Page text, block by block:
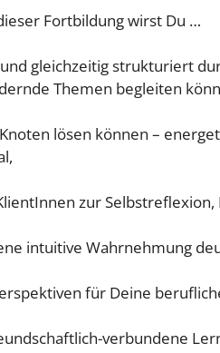
Fortbildung wirst Du …
gleichzeitig strukturiert
Themen begleiten
lösen können –
zur
intuitive Wahrnehmung
für Deine
verbundene